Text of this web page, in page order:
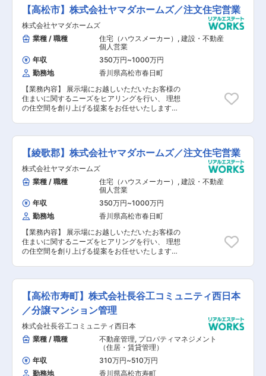
【高松市】株式会社ヤマダホームズ／注文住宅営業
株式会社ヤマダホームズ
業種 / 職種
住宅（ハウスメーカー） , 建設・不動産
個人営業
年収
350万円~1000万円
勤務地
香川県高松市春日町
【業務内容】 展示場にお越しいただいたお客様の
住まいに関するニーズをヒアリングを行い、 理想
の住空間を創り上げる提案をお任せいたします。
要望ヒアリング ■定期的な連絡（メール・電
話） 2. 提案・契約 ■家づくりのプランニン
グ・提案 ■契約対応 3. 社内調整・工事準備
■設計士との打合せ（間取り・仕様など） 4. 引渡
し・アフターフォロー ■引渡し対応 ■アフタ
ーフォロー など 【未経験の場合】 入社後3年
程度はアシスタント業務をお任せします。
【綾歌郡】株式会社ヤマダホームズ／注文住宅営業
株式会社ヤマダホームズ
業種 / 職種
住宅（ハウスメーカー） , 建設・不動産
個人営業
年収
350万円~1000万円
勤務地
香川県高松市春日町
【業務内容】 展示場にお越しいただいたお客様の
住まいに関するニーズをヒアリングを行い、 理想
の住空間を創り上げる提案をお任せいたします。
要望ヒアリング ■定期的な連絡（メール・電
話） 2. 提案・契約 ■家づくりのプランニン
グ・提案 ■契約対応 3. 社内調整・工事準備
■設計士との打合せ（間取り・仕様など） 4. 引渡
し・アフターフォロー ■引渡し対応 ■アフタ
ーフォロー など 【未経験の場合】 入社後3年
程度はアシスタント業務をお任せします。
【高松市寿町】株式会社長谷工コミュニティ西日本
／分譲マンション管理
株式会社長谷工コミュニティ西日本
業種 / 職種
不動産管理, プロパティマネジメント
（住居・賃貸管理）
年収
310万円~510万円
勤務地
香川県高松市寿町